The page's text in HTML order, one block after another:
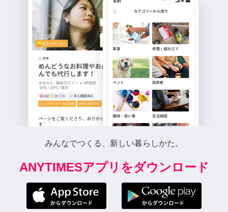
みんなでつくる、新しい暮らしかた。
ANYTIMESアプリをダウンロード